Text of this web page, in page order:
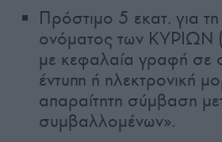
Πρόστιμο 5 εκατ. για
ονόματος των ΚΥΡΙΩΝ
με κεφαλαία γραφή σε
έντυπη ή ηλεκτρονική
απαραίτητη σύμβαση
συμβαλλομένων».